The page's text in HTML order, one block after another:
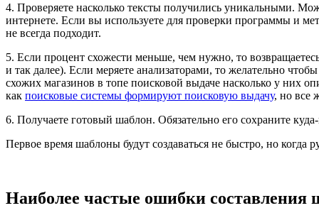
4. Проверяете насколько тексты получились уникальными.
интернете. Если вы используете для проверки программы и
не всегда подходит.
5. Если процент схожести меньше, чем нужно, то
и так далее). Если меряете анализаторами, то желательно
схожих магазинов в топе поисковой выдаче насколько у них
как поисковые системы формируют поисковую выдачу, но все
6. Получаете готовый шаблон. Обязательно его сохраните
Первое время шаблоны будут создаваться не быстро, но когда
Наиболее частые ошибки составления